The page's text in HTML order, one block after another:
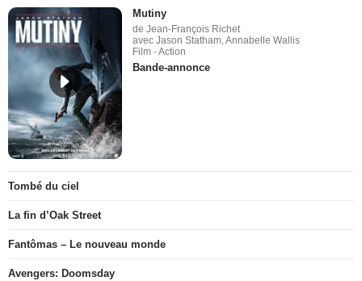
Mutiny
de Jean-François Richet
avec Jason Statham, Annabelle Wallis
Film - Action
Bande-annonce
Tombé du ciel
La fin d’Oak Street
Fantômas – Le nouveau monde
Avengers: Doomsday